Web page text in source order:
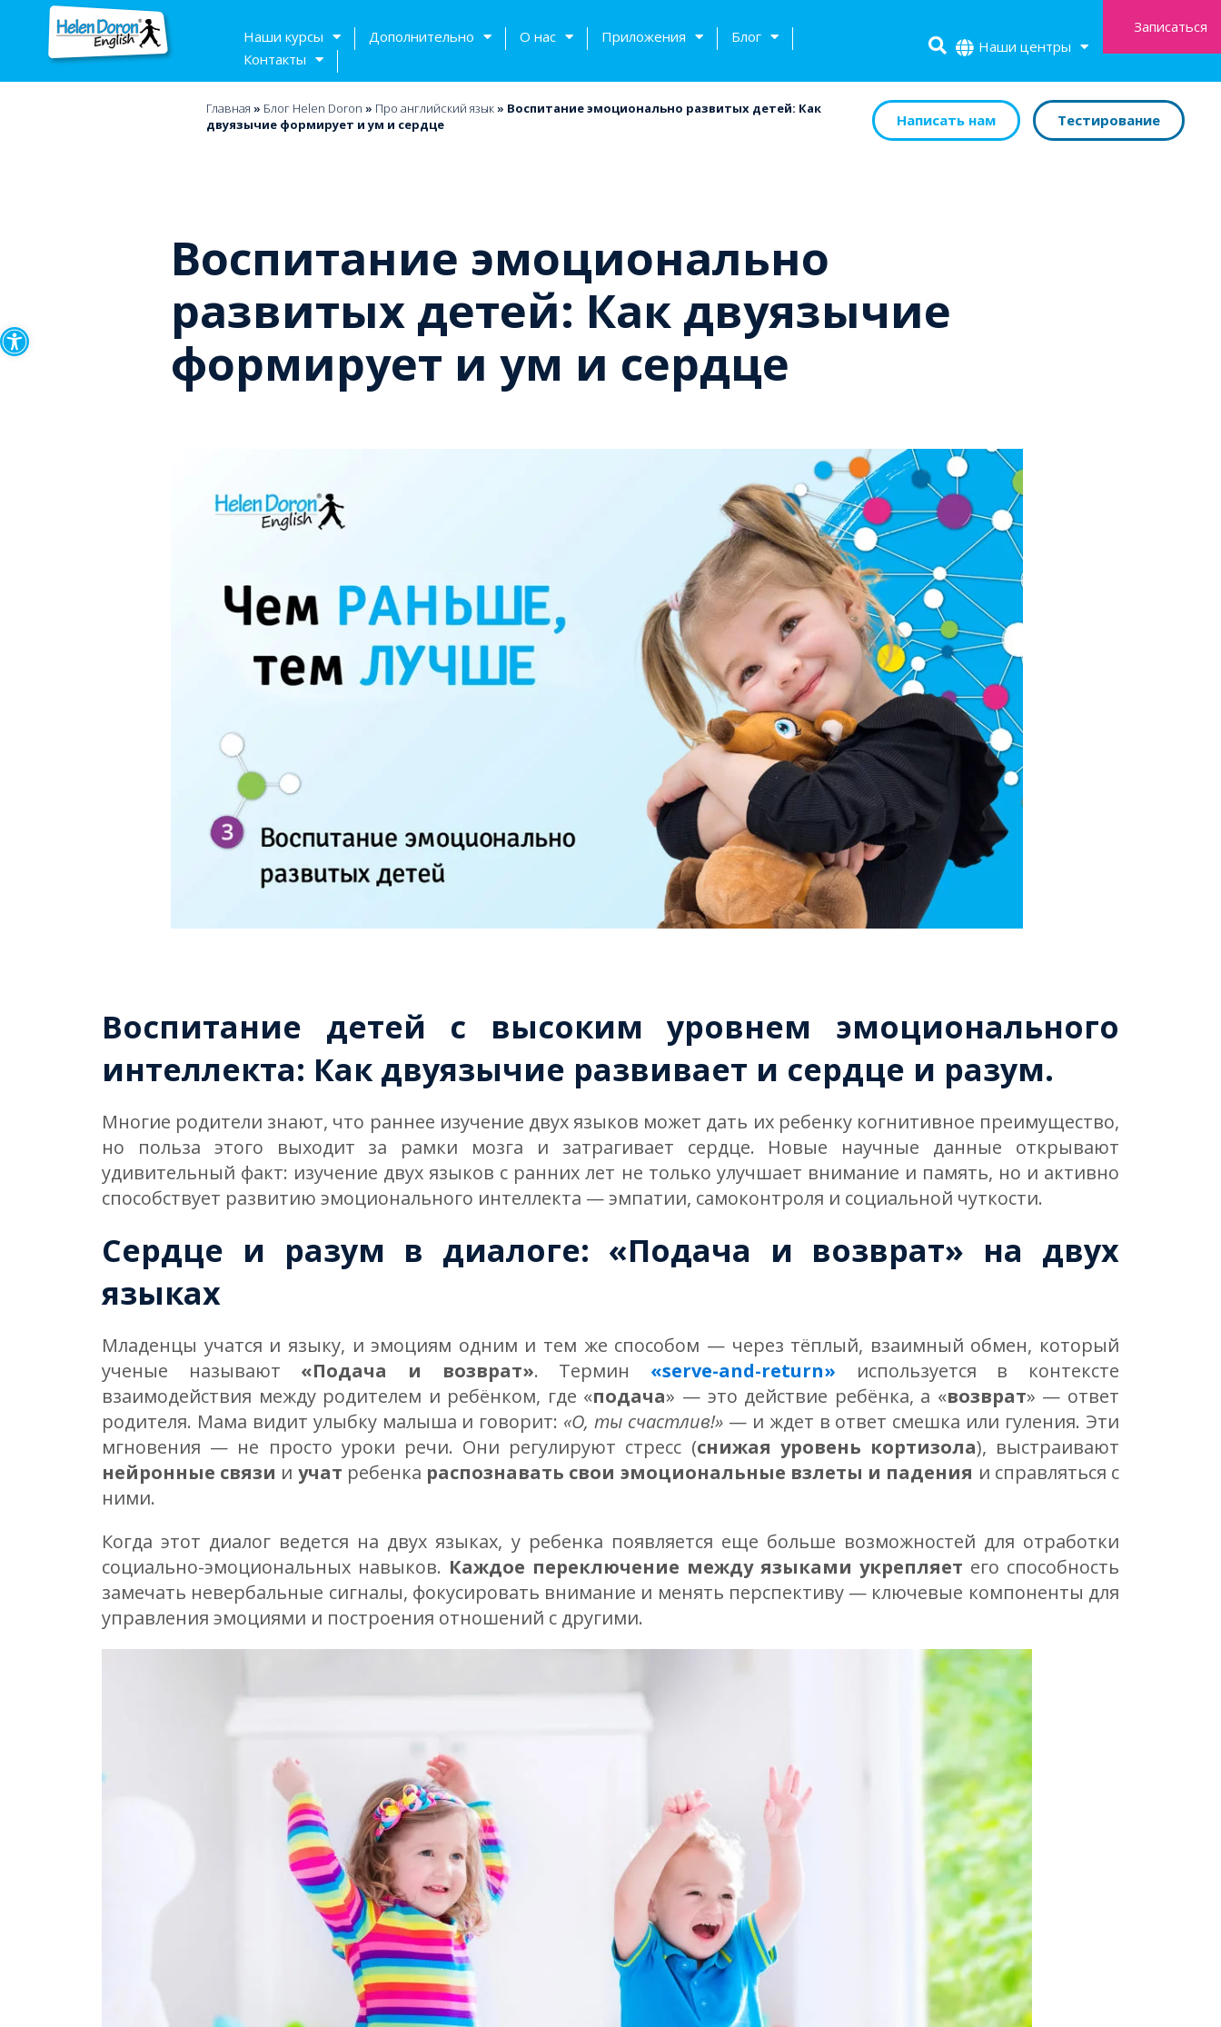
Открыть панель инструментов
Наши курсы Дополнительно О нас Приложения
Блог
Контакты
Наши центры
Записаться
Главная » Блог Helen Doron » Про английский язык» Воспитание эмоционально развитых детей: Как
двуязычие формирует и ум и сердце
Написать нам Тестирование
Воспитание эмоционально
развитых детей: Как двуязычие
формирует и ум и сердце
Воспитание детей с высоким уровнем эмоционального
интеллекта: Как двуязычие развивает и сердце и разум.
Многие родители знают, что раннее изучение двух языков может дать их ребенку когнитивное преимущество,
но польза этого выходит за рамки мозга и затрагивает сердце. Новые научные данные открывают
удивительный факт: изучение двух языков с ранних лет не только улучшает внимание и память, но и активно
способствует развитию эмоционального интеллекта — эмпатии, самоконтроля и социальной чуткости.
Сердце и разум в диалоге: «Подача и возврат» на двух
языках
Младенцы учатся и языку, и эмоциям одним и тем же способом — через тёплый, взаимный обмен, который
ученые называют «Подача и возврат». Термин «serve-and-return» используется в контексте
взаимодействия между родителем и ребёнком, где «подача» — это действие ребёнка, а «возврат» — ответ
родителя. Мама видит улыбку малыша и говорит: «О, ты счастлив!» — и ждет в ответ смешка или гуления. Эти
мгновения — не просто уроки речи. Они регулируют стресс (снижая уровень кортизола), выстраивают
нейронные связи и учат ребенка распознавать свои эмоциональные взлеты и падения и справляться с
ними.
Когда этот диалог ведется на двух языках, у ребенка появляется еще больше возможностей для отработки
социально-эмоциональных навыков. Каждое переключение между языками укрепляет его способность
замечать невербальные сигналы, фокусировать внимание и менять перспективу — ключевые компоненты для
управления эмоциями и построения отношений с другими.